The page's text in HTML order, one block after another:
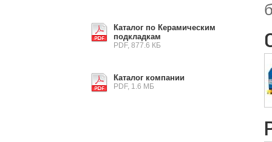
Каталог по Керамическим
подкладкам
PDF, 877.6 КБ
Каталог компании
PDF, 1.6 МБ